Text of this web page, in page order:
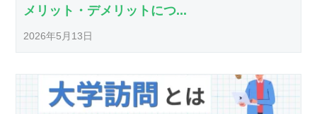
メリット・デメリットにつ...
2026年5月13日